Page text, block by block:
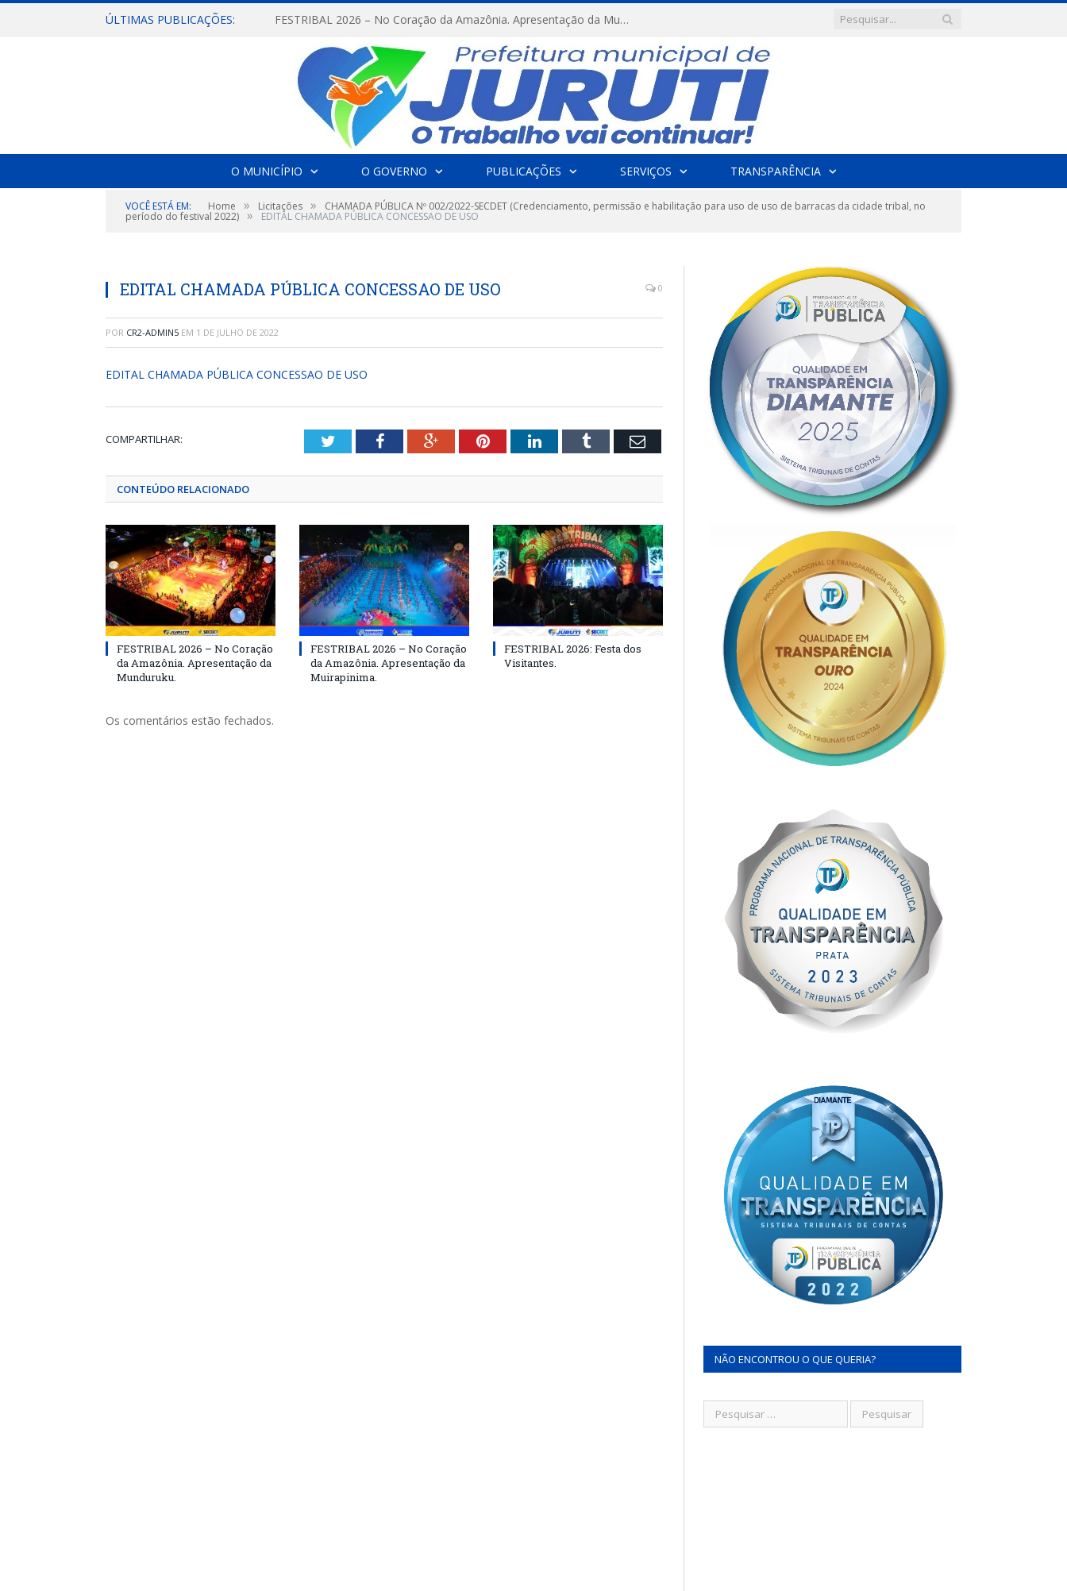
ÚLTIMAS PUBLICAÇÕES: FESTRIBAL 2026 – No Coração da Amazônia. Apresentação da Munduruku.
O MUNICÍPIO O GOVERNO PUBLICAÇÕES SERVIÇOS TRANSPARÊNCIA
VOCÊ ESTÁ EM: Home » Licitações » CHAMADA PÚBLICA Nº 002/2022-SECDET (Credenciamento, permissão e habilitação para uso de uso de barracas da cidade tribal, no
período do festival 2022) » EDITAL CHAMADA PÚBLICA CONCESSAO DE USO
EDITAL CHAMADA PÚBLICA CONCESSAO DE USO 0
POR CR2-ADMIN5 EM 1 DE JULHO DE 2022
EDITAL CHAMADA PÚBLICA CONCESSAO DE USO
COMPARTILHAR: TwitterFacebookGoogle+PinterestLinkedInTumblr Email
CONTEÚDO RELACIONADO
FESTRIBAL 2026 – No Coração
da Amazônia. Apresentação da
Munduruku.
FESTRIBAL 2026 – No Coração
da Amazônia. Apresentação da
Muirapinima.
FESTRIBAL 2026: Festa dos
Visitantes.
Os comentários estão fechados.
NÃO ENCONTROU O QUE QUERIA?